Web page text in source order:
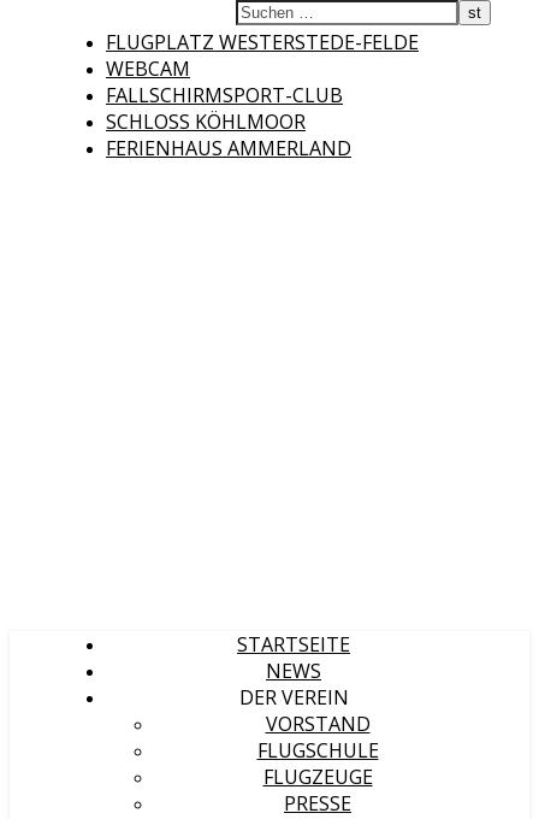
FLUGPLATZ WESTERSTEDE-FELDE
WEBCAM
FALLSCHIRMSPORT-CLUB
SCHLOSS KÖHLMOOR
FERIENHAUS AMMERLAND
Fliegerclub
STARTSEITE
NEWS
DER VEREIN
VORSTAND
FLUGSCHULE
FLUGZEUGE
PRESSE